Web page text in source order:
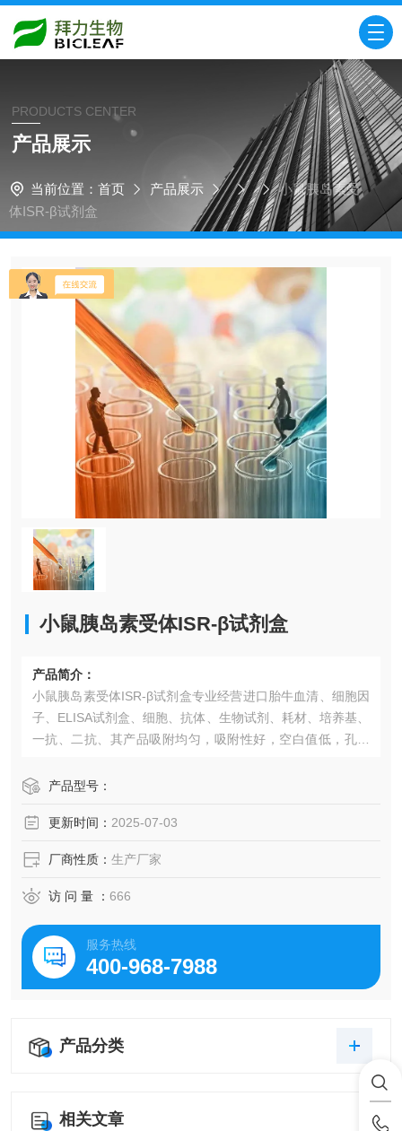
PRODUCTS CENTER
产品展示
当前位置： 首页 产品展示
小鼠胰岛素受
体ISR-β试剂盒
小鼠胰岛素受体ISR-β试剂盒
产品简介：
小鼠胰岛素受体ISR-β试剂盒​专业经营进口胎牛血清、细胞因
子、ELISA试剂盒、细胞、抗体、生物试剂、耗材、培养基、
一抗、二抗、其产品吸附均匀，吸附性好，空白值低，孔底
稳定的纯化技术，保证产品均能现货供应和产品质量的稳定
产品型号：
更新时间： 2025-07-03
厂商性质： 生产厂家
访 问 量 ： 666
服务热线
400-968-7988
产品分类
相关文章